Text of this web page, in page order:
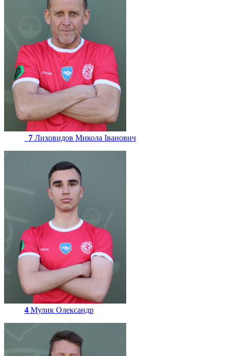
7 Лиховидов Микола Іванович
4 Мулик Олександр